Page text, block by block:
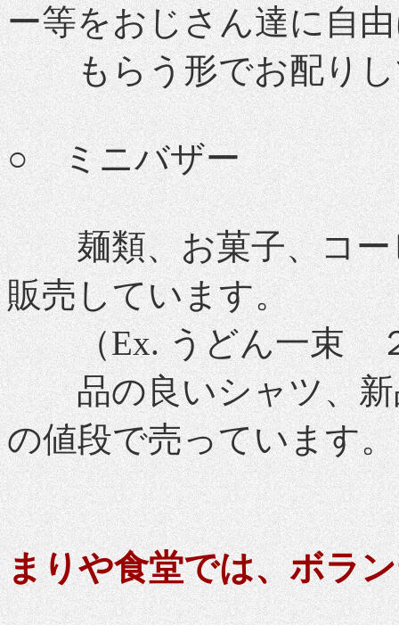
ー等をおじさん達に自
もらう形でお配りし
○ ミニバザー
麺類、お菓子、コー
販売しています。
（Ex. うどん一束 ２
品の良いシャツ、新
の値段で売っています。
まりや食堂では、ボラ